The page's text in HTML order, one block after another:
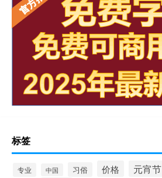
标签
专业 中国 习俗 价格 元宵节